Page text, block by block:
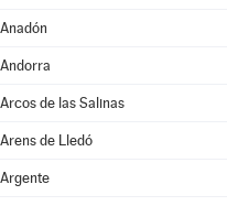
Anadón
Andorra
Arcos de las Salinas
Arens de Lledó
Argente